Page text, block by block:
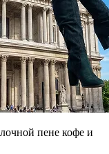
пене кофе и